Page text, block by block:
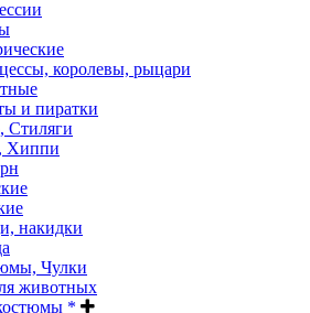
королевы, рыцари
и пиратки
Стиляги
Хиппи
накидки
Чулки
животных
*